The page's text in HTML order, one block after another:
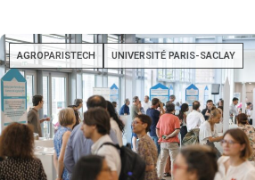
AGROPARISTECH UNIVERSITÉ PARIS-SACLAY